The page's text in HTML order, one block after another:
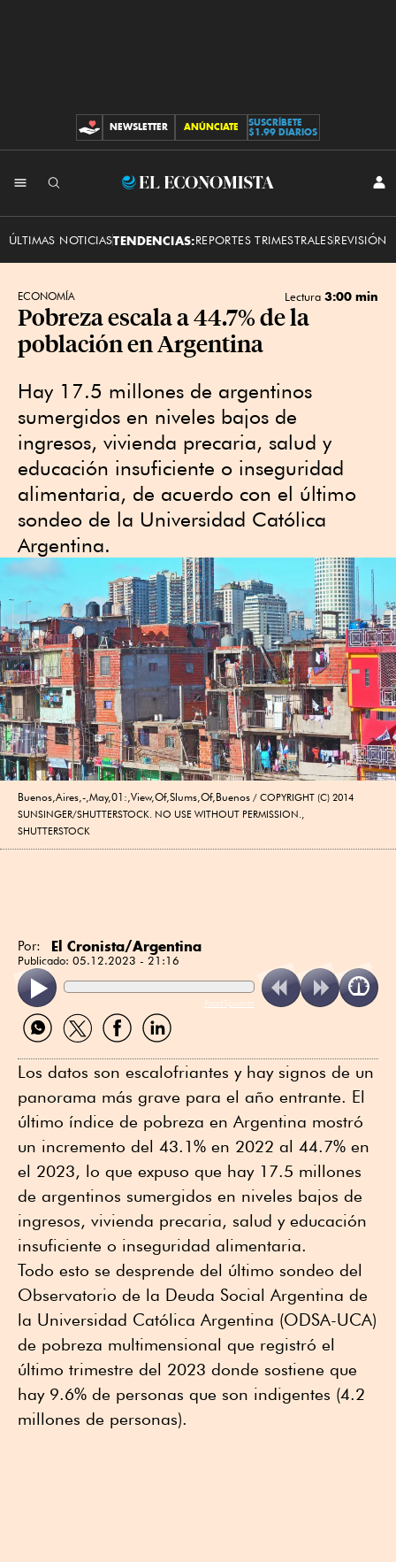
CONTRIBUCIONES
NEWSLETTER ANÚNCIATE
SUSCRÍBETE
$1.99 DIARIOS
El
ÚLTIMAS NOTICIASTENDENCIAS:REPORTES TRIMESTRALESREVISIÓN
ECONOMÍA Lectura 3:00 min
Pobreza escala a 44.7% de la
población en Argentina
Hay 17.5 millones de argentinos
sumergidos en niveles bajos de
ingresos, vivienda precaria, salud y
educación insuficiente o inseguridad
alimentaria, de acuerdo con el último
sondeo de la Universidad Católica
Argentina.
Buenos,Aires,-,May,01:,View,Of,Slums,Of,Buenos
COPYRIGHT (C) 2014
SUNSINGER/SHUTTERSTOCK. NO USE WITHOUT PERMISSION.,
SHUTTERSTOCK
Por: El Cronista/Argentina
Publicado: 05.12.2023 - 21:16
ReadSpeaker
Compartir
por
Compartir
por
Compartir
por
Compartir
por
Los datos son escalofriantes y hay signos de un
panorama más grave para el año entrante. El
último índice de pobreza en Argentina mostró
un incremento del 43.1% en 2022 al 44.7% en
el 2023, lo que expuso que hay 17.5 millones
de argentinos sumergidos en niveles bajos de
ingresos, vivienda precaria, salud y educación
insuficiente o inseguridad alimentaria.
Todo esto se desprende del último sondeo del
Observatorio de la Deuda Social Argentina de
la Universidad Católica Argentina (ODSA-UCA)
de pobreza multimensional que registró el
último trimestre del 2023 donde sostiene que
hay 9.6% de personas que son indigentes (4.2
millones de personas).